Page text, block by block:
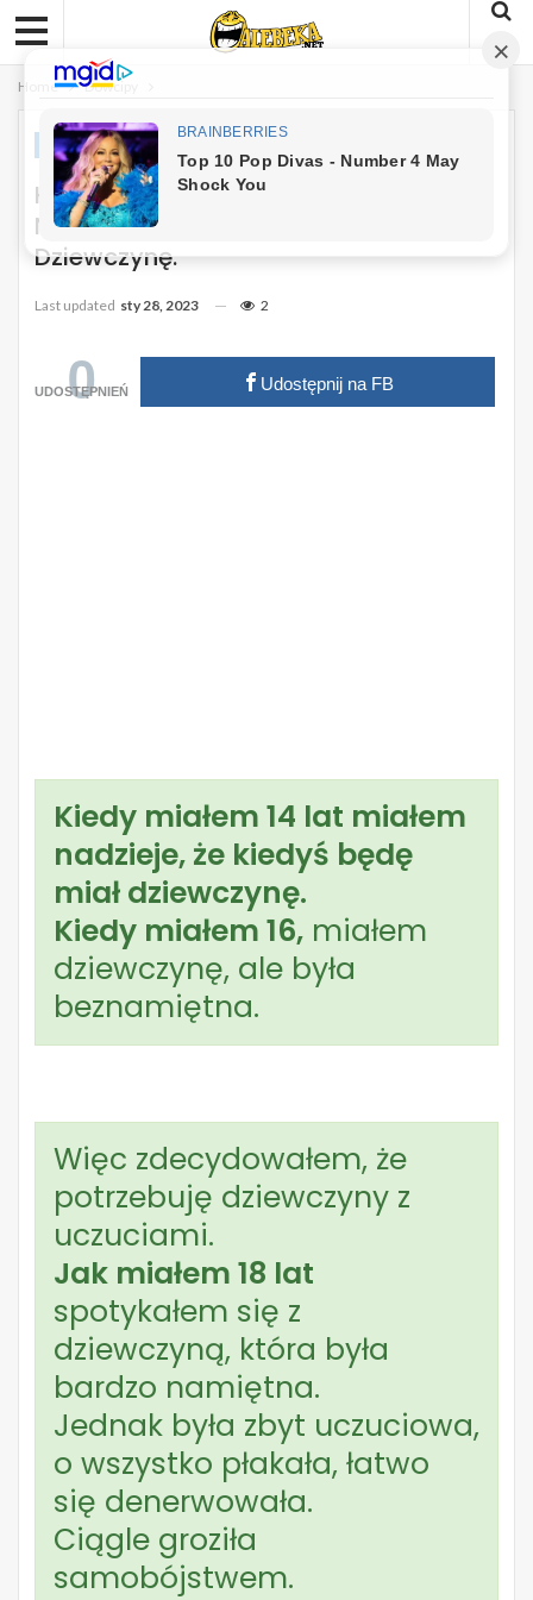
Home Dowcipy
DOWCIPY
Kawał: Kiedy Miałem 14 Lat Miałem
Nadzieje, Że Kiedyś Będę Miał
Dziewczynę.
Last updated sty 28, 2023 2
0
UDOSTĘPNIEŃ Udostępnij na FB
Kiedy miałem 14 lat miałem
nadzieje, że kiedyś będę
miał dziewczynę.
Kiedy miałem 16, miałem
dziewczynę, ale była
beznamiętna.
Więc zdecydowałem, że
potrzebuję dziewczyny z
uczuciami.
Jak miałem 18 lat
spotykałem się z
dziewczyną, która była
bardzo namiętna.
Jednak była zbyt uczuciowa,
o wszystko płakała, łatwo
się denerwowała.
Ciągle groziła
samobójstwem.